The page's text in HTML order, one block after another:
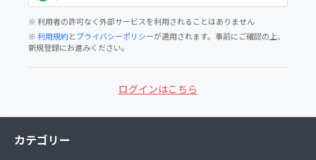
※ 利用者の許可なく外部サービスを利用されることはありません
※利用規約とプライバシーポリシーが適用されます。事前にご確認の上、
新規登録にお進みください。
ログインはこちら
カテゴリー